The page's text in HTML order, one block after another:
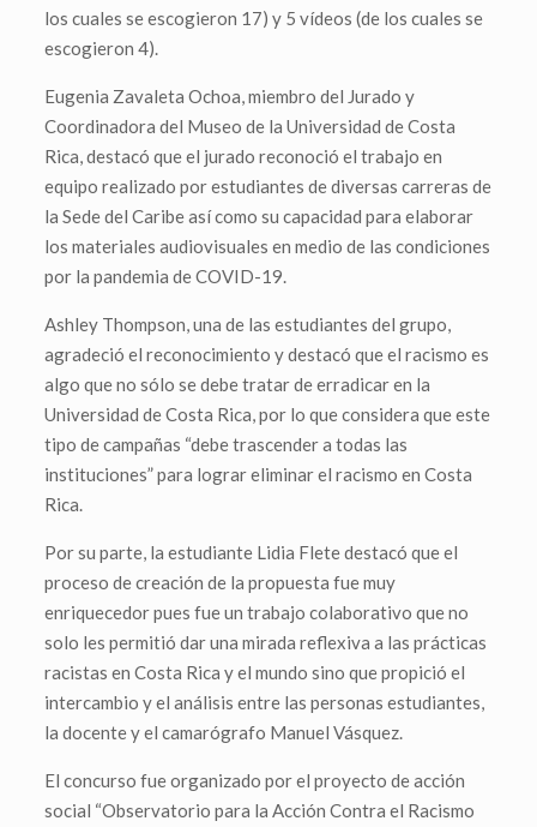
los cuales se escogieron 17) y 5 vídeos (de los cuales se
escogieron 4).
Eugenia Zavaleta Ochoa, miembro del Jurado y
Coordinadora del Museo de la Universidad de Costa
Rica, destacó que el jurado reconoció el trabajo en
equipo realizado por estudiantes de diversas carreras de
la Sede del Caribe así como su capacidad para elaborar
los materiales audiovisuales en medio de las condiciones
por la pandemia de COVID-19.
Ashley Thompson, una de las estudiantes del grupo,
agradeció el reconocimiento y destacó que el racismo es
algo que no sólo se debe tratar de erradicar en la
Universidad de Costa Rica, por lo que considera que este
tipo de campañas “debe trascender a todas las
instituciones” para lograr eliminar el racismo en Costa
Rica.
Por su parte, la estudiante Lidia Flete destacó que el
proceso de creación de la propuesta fue muy
enriquecedor pues fue un trabajo colaborativo que no
solo les permitió dar una mirada reflexiva a las prácticas
racistas en Costa Rica y el mundo sino que propició el
intercambio y el análisis entre las personas estudiantes,
la docente y el camarógrafo Manuel Vásquez.
El concurso fue organizado por el proyecto de acción
social “Observatorio para la Acción Contra el Racismo